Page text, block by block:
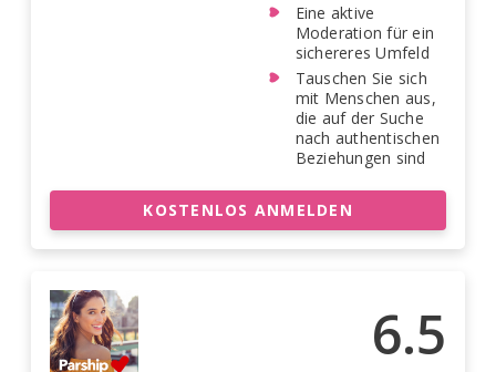
Eine aktive
Moderation für ein
sichereres Umfeld
Tauschen Sie sich
mit Menschen aus,
die auf der Suche
nach authentischen
Beziehungen sind
KOSTENLOS ANMELDEN
6.5